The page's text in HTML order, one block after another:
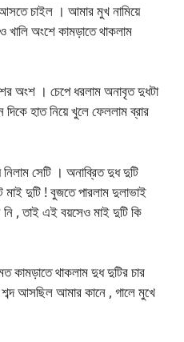
আসতে চাইল । আমার মুখ নামিয়ে
খালি অংশে কামড়াতে থাকলাম
অংশ । চেপে ধরলাম অনাবৃত দুধটা
হাত নিয়ে খুলে ফেললাম ব্রার
সেটি । অনাব্রিত দুধ দুটি
মাই দুটি ! বুজতে পারলাম দুলাভাই
, তাই এই বয়সেও মাই দুটি কি
কামড়াতে থাকলাম দুধ দুটির চার
আসছিল আমার কানে , গালে মুখে